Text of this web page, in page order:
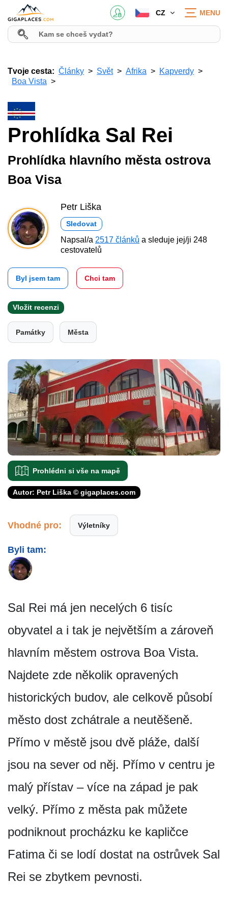
CZ MENU
Tvoje cesta: Články Svět Afrika
Kapverdy
Boa Vista
Prohlídka Sal Rei
Prohlídka hlavního města ostrova
Boa Visa
Petr Liška
Sledovat
Napsal/a 2517 článků a sleduje jej/ji 248
cestovatelů
Byl jsem tam Chci tam
Vložit recenzi
Památky Města
Prohlédni si vše na mapě
Autor: Petr Liška © gigaplaces.com
Vhodné pro: Výletníky
Byli tam:
Sal Rei má jen necelých 6 tisíc
obyvatel a i tak je největším a zároveň
hlavním městem ostrova Boa Vista.
Najdete zde několik opravených
historických budov, ale celkově působí
město dost zchátrale a neutěšeně.
Přímo v městě jsou dvě pláže, další
jsou na sever od něj. Přímo v centru je
malý přístav – více na západ je pak
velký. Přímo z města pak můžete
podniknout procházku ke kapličce
Fatima či se lodí dostat na ostrůvek Sal
Rei se zbytkem pevnosti.